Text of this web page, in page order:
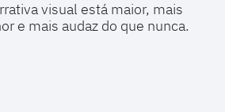
visual está maior, mais
e mais audaz do que nunca.